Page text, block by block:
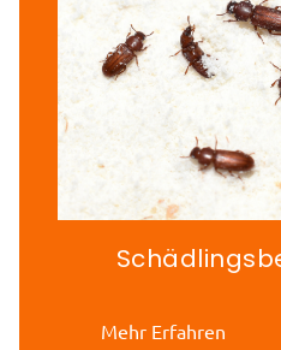
Mehr Erfahren